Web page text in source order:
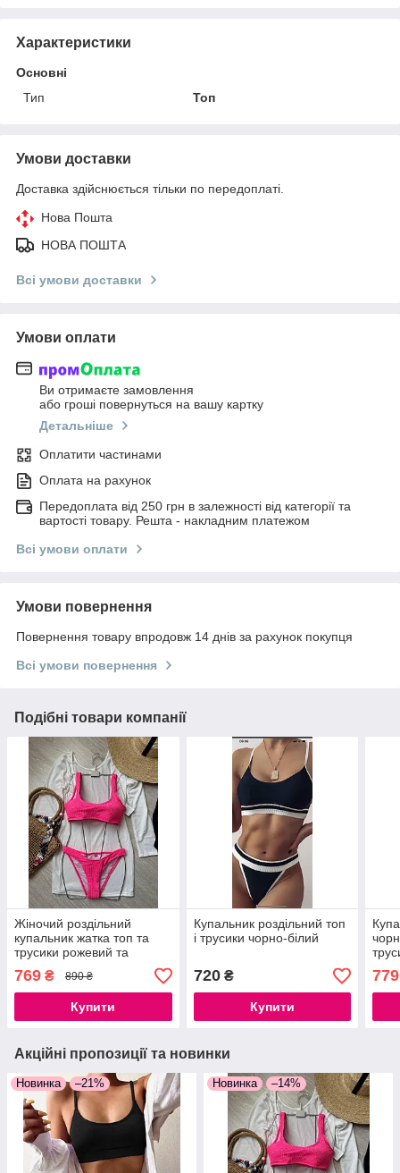
Характеристики
Основні
Тип
Топ
Умови доставки
Доставка здійснюється тільки по передоплаті.
Нова Пошта
НОВА ПОШТА
Всі умови доставки
Умови оплати
Ви отримаєте замовлення
або гроші повернуться на вашу картку
Детальніше
Оплатити частинами
Оплата на рахунок
Передоплата від 250 грн в залежності від категорії та
вартості товару. Решта - накладним платежом
Всі умови оплати
Умови повернення
Повернення товару впродовж 14 днів за рахунок покупця
Всі умови повернення
Подібні товари компанії
Жіночий роздільний
купальник жатка топ та
трусики рожевий та
жовтий S, M, L
769 ₴ 890 ₴
Купити
Купальник роздільний топ
і трусики чорно-білий
720₴
Купити
779
Акційні пропозиції та новинки
Новинка –21% Новинка –14%